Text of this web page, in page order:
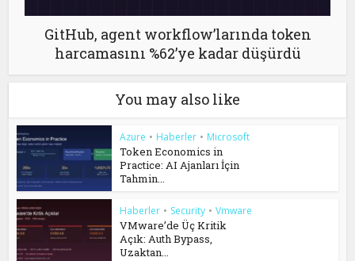
GitHub, agent workflow’larında token
harcamasını %62’ye kadar düşürdü
You may also like
Azure • Haberler • Microsoft
Token Economics in
Practice: AI Ajanları İçin
Tahmin...
Haberler • Security • Vmware
VMware’de Üç Kritik
Açık: Auth Bypass,
Uzaktan...